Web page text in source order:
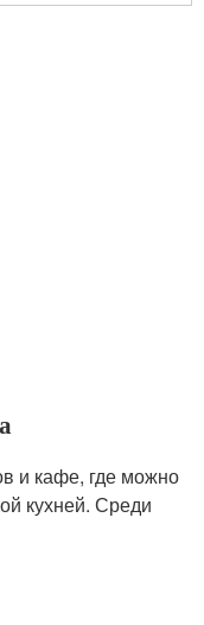
и кафе, где можно
кухней. Среди